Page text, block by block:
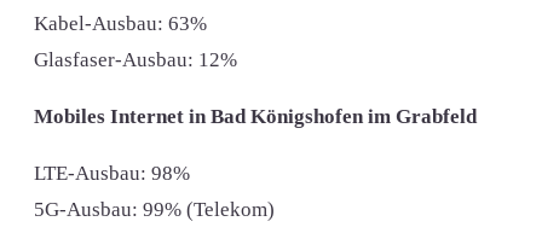
Kabel-Ausbau: 63%
Glasfaser-Ausbau: 12%
Mobiles Internet in Bad Königshofen im Grabfeld
LTE-Ausbau: 98%
5G-Ausbau: 99% (Telekom)